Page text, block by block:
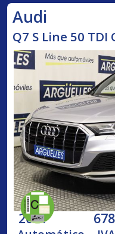
Audi
Q7 S Line 50
2021